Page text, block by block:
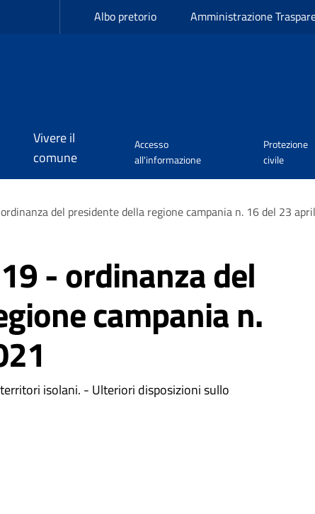
Albo pretorio Amministrazione
Vivere il
comune
Accesso
all'informazione
Protezione
civile
del presidente della regione campania n. 16 del 23
- ordinanza del
campania n.
isolani. - Ulteriori disposizioni sullo